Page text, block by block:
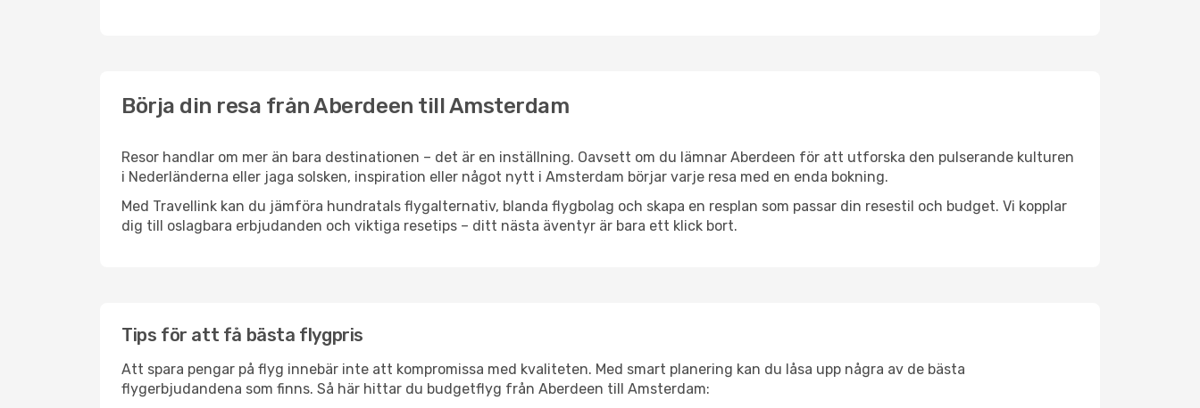
Börja din resa från Aberdeen till Amsterdam
Resor handlar om mer än bara destinationen – det är en inställning. Oavsett om du lämnar Aberdeen för att utforska den pulserande kulturen
i Nederländerna eller jaga solsken, inspiration eller något nytt i Amsterdam börjar varje resa med en enda bokning.
Med Travellink kan du jämföra hundratals flygalternativ, blanda flygbolag och skapa en resplan som passar din resestil och budget. Vi kopplar
dig till oslagbara erbjudanden och viktiga resetips – ditt nästa äventyr är bara ett klick bort.
Tips för att få bästa flygpris
Att spara pengar på flyg innebär inte att kompromissa med kvaliteten. Med smart planering kan du låsa upp några av de bästa
flygerbjudandena som finns. Så här hittar du budgetflyg från Aberdeen till Amsterdam: